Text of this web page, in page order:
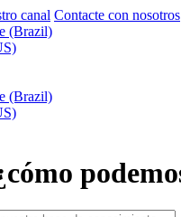
canal Contacte con nosotros
(Brazil)
(Brazil)